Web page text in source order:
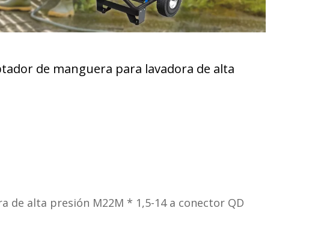
de manguera para lavadora de alta
de alta presión M22M * 1,5-14 a conector QD